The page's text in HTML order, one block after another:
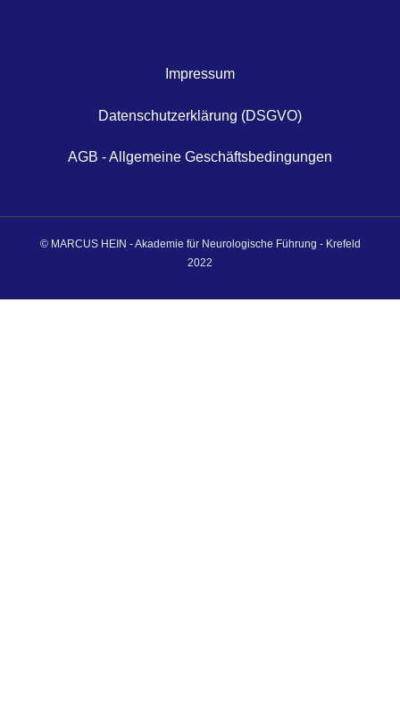
Impressum
Datenschutzerklärung (DSGVO)
AGB - Allgemeine Geschäftsbedingungen
© MARCUS HEIN - Akademie für Neurologische Führung - Krefeld
2022